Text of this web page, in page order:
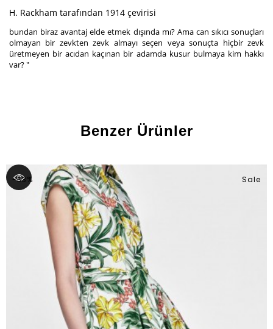
H. Rackham tarafından 1914 çevirisi
bundan biraz avantaj elde etmek dışında mı? Ama can sıkıcı sonuçları
olmayan bir zevkten zevk almayı seçen veya sonuçta hiçbir zevk
üretmeyen bir acıdan kaçınan bir adamda kusur bulmaya kim hakkı
var? "
Benzer Ürünler
Sale
-33%